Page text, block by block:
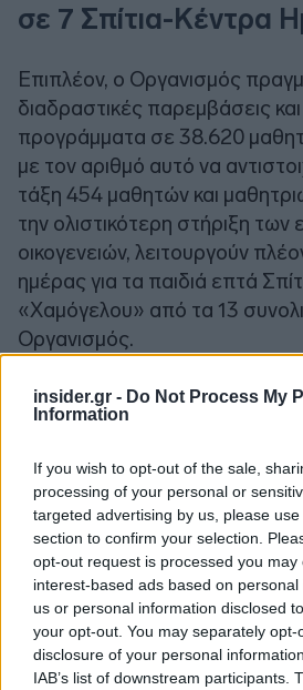
insider.gr - Do Not Process My
Information
If you wish to opt-out of the sale,
processing of your personal or
targeted advertising by us, please
section to confirm your selection.
opt-out request is processed you may
interest-based ads based on
us or personal information disclosed
your opt-out. You may separately
disclosure of your personal
IAB’s list of downstream participants.
σε 7 Σπίτια-Κέντρα
Επιπλέον, ο Οργανισμός
διαδραστικές παρεμβάσεις
προγράμματα σε 38.620
με τον αριθμό αυτό να
τάξη 454 μαθητών και
την ολιστικότερη στήριξη
οικογενειών, λειτουργούν
ημέρας για τα παιδιά επτά
«Χαμόγελου» από τα 13
Οργανισμός.